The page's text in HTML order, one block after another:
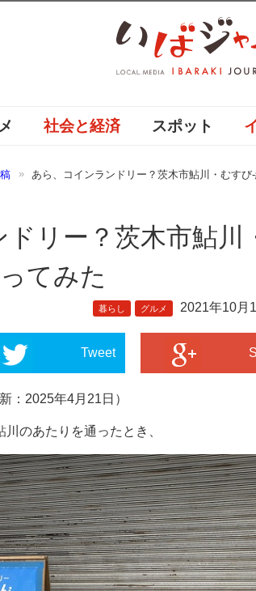
社会と経済 スポット
あら、コインランドリー？茨木市鮎川・むすび
リー？茨木市鮎川
てみた
暮らし グルメ 2021年10月
Tweet
：2025年4月21日）
のあたりを通ったとき、